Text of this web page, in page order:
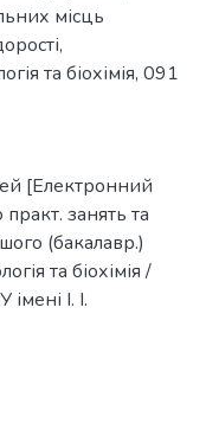
місць
,
та біохімія, 091
[Eлектронний
занять та
(бакалавр.)
та біохімія /
І. І.